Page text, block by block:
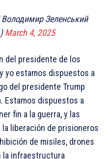
Зеленський
March 4, 2025
del presidente de los
yo estamos dispuestos a
del presidente Trump
Estamos dispuestos a
fin a la guerra, y las
liberación de prisioneros
de misiles, drones
la infraestructura